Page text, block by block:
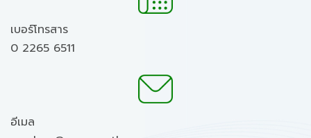
เบอร์โทรสาร
0 2265 6511
อีเมล